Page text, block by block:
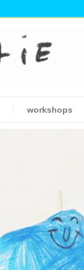
workshops